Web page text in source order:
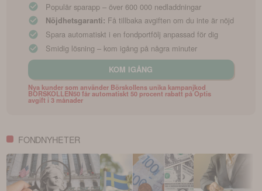
Populär sparapp – över 600 000 nedladdningar
Nöjdhetsgaranti: Få tillbaka avgiften om du inte är nöjd
Spara automatiskt i en fondportfölj anpassad för dig
Smidig lösning – kom igång på några minuter
KOM IGÅNG
Nya kunder som använder Börskollens unika kampanjkod
BORSKOLLEN50 får automatiskt 50 procent rabatt på Optis
avgift i 3 månader
FONDNYHETER